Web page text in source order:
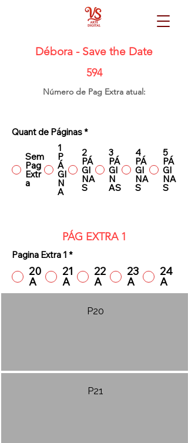
Débora - Save the Date
594
Número de Pag Extra atual:
Quant de Páginas *
Sem
Pag
Extr
a
1
P
Á
GI
N
A
2
PÁ
GI
NA
S
3
PÁ
GI
N
AS
4
PÁ
GI
NA
S
5
PÁ
GI
NA
S
PÁG EXTRA 1
Pagina Extra 1 *
20
A
21
A
22
A
23
A
24
A
P20
P21